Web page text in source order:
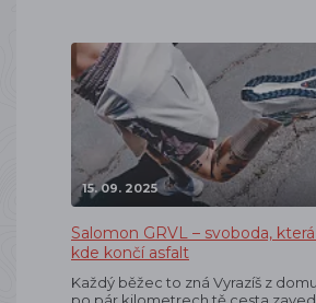
15. 09. 2025
Salomon GRVL – svoboda,
kde končí asfalt
Každý běžec to zná Vyrazíš z